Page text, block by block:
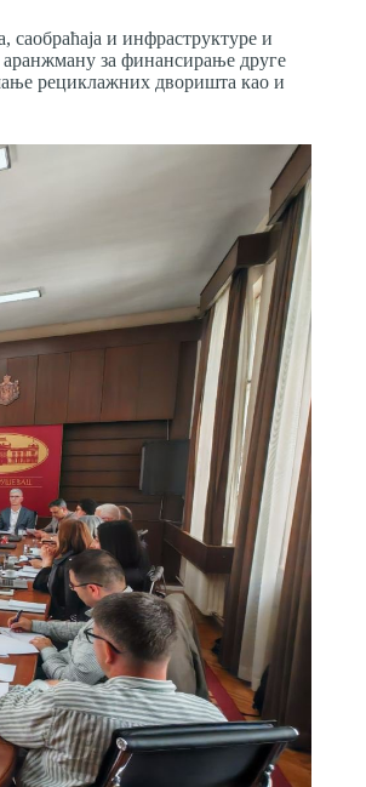
и инфраструктуре и
за финансирање друге
рециклажних дворишта као и